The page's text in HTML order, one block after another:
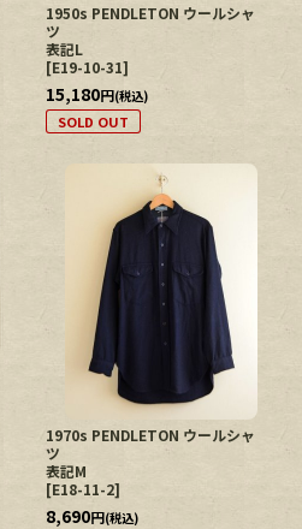
1950s PENDLETON ウールシャ
ツ
表記L
[E19-10-31]
15,180円(税込)
SOLD OUT
1970s PENDLETON ウールシャ
ツ
表記M
[E18-11-2]
8,690円(税込)